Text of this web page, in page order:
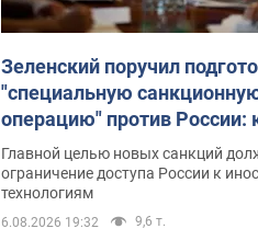
Зеленский поручил
"специальную
операцию" против России:
задачи поставил
Главной целью новых санкций
ограничение доступа России к
технологиям
6.08.2026 19:32 9,6 т.